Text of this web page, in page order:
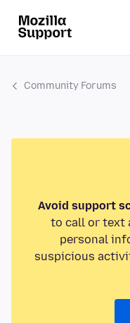
Community Forums
Avoid support
to call or text
personal
suspicious